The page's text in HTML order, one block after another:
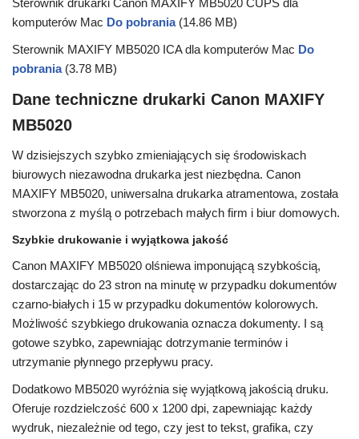
Sterownik drukarki Canon MAXIFY MB5020 CUPS dla
komputerów Mac Do pobrania (14.86 MB)
Sterownik MAXIFY MB5020 ICA dla komputerów Mac Do
pobrania (3.78 MB)
Dane techniczne drukarki Canon MAXIFY
MB5020
W dzisiejszych szybko zmieniających się środowiskach
biurowych niezawodna drukarka jest niezbędna. Canon
MAXIFY MB5020, uniwersalna drukarka atramentowa, została
stworzona z myślą o potrzebach małych firm i biur domowych.
Szybkie drukowanie i wyjątkowa jakość
Canon MAXIFY MB5020 olśniewa imponującą szybkością,
dostarczając do 23 stron na minutę w przypadku dokumentów
czarno-białych i 15 w przypadku dokumentów kolorowych.
Możliwość szybkiego drukowania oznacza dokumenty. I są
gotowe szybko, zapewniając dotrzymanie terminów i
utrzymanie płynnego przepływu pracy.
Dodatkowo MB5020 wyróżnia się wyjątkową jakością druku.
Oferuje rozdzielczość 600 x 1200 dpi, zapewniając każdy
wydruk, niezależnie od tego, czy jest to tekst, grafika, czy